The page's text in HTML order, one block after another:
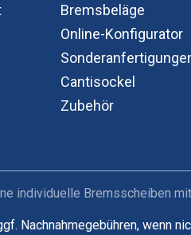
Bremsbeläge
Online-Konfigurator
Cantisockel
Zubehör
individuelle Bremsscheiben
Nachnahmegebühren, wenn